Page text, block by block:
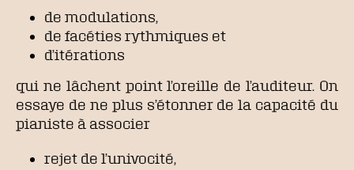
de modulations,
de facéties rythmiques et
d’itérations
qui ne lâchent point l’oreille de l’auditeur. On
essaye de ne plus s’étonner de la capacité du
pianiste à associer
rejet de l’univocité,